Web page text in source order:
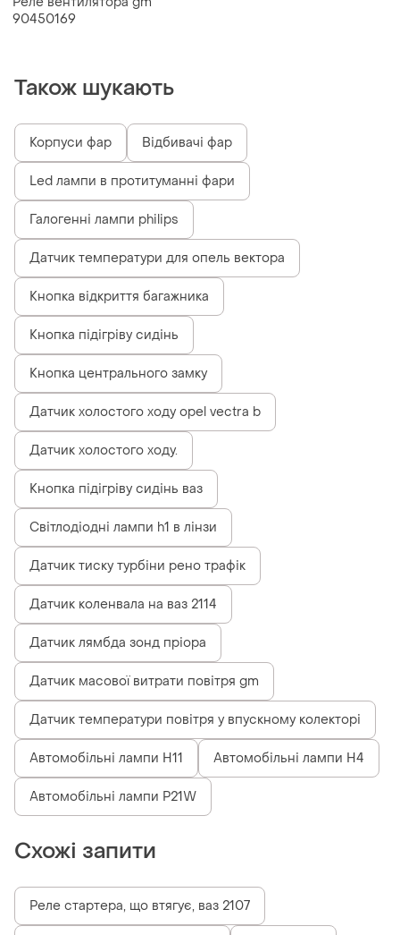
90450169
Також шукають
Корпуси фар Відбивачі фар
Led лампи в протитуманні фари
Галогенні лампи philips
Датчик температури для опель вектора
Кнопка відкриття багажника
Кнопка підігріву сидінь
Кнопка центрального замку
Датчик холостого ходу opel vectra b
Датчик холостого ходу.
Кнопка підігріву сидінь ваз
Світлодіодні лампи h1 в лінзи
Датчик тиску турбіни рено трафік
Датчик коленвала на ваз 2114
Датчик лямбда зонд пріора
Датчик масової витрати повітря gm
Датчик температури повітря у впускному колекторі
Автомобільні лампи H11 Автомобільні лампи H4
Автомобільні лампи P21W
Схожі запити
Реле стартера, що втягує, ваз 2107